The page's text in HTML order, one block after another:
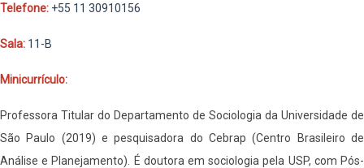
Telefone: +55 11 30910156
Sala: 11-B
Minicurrículo:
Professora Titular do Departamento de Sociologia da Universidade de
São Paulo (2019) e pesquisadora do Cebrap (Centro Brasileiro de
Análise e Planejamento). É doutora em sociologia pela USP, com Pós-